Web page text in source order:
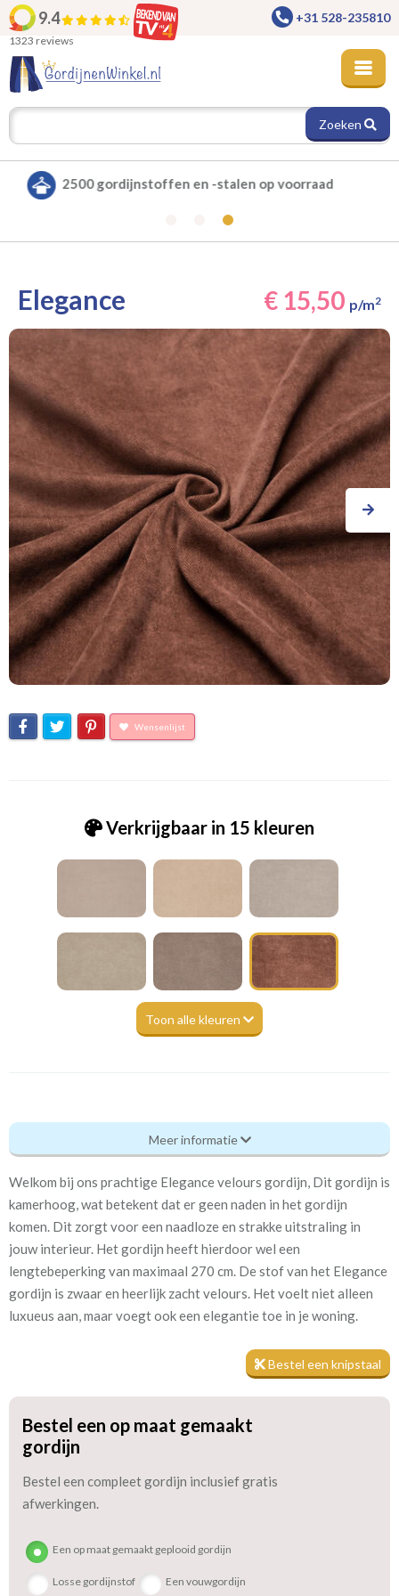
9.4
1323 reviews
+31 528-235810
Zoeken
Alle gordijnen verduisterend leverbaar
Elegance € 15,50 p/m2
Wensenlijst
Verkrijgbaar in 15 kleuren
Toon alle kleuren
Eg_Elegance 10 dark brown
Eigenschappen gordijnstof
Artikelnummer Eg_Elegance 10 dark brown
Kamerhoog 290 cm
Mate van verduistering:
Geen (voering optioneel
tijdens bestelproces)
kunnen zijn voor verkleuring door invloed van zonlicht. Daarom
adviseren we om dit gordijn te laten voeren. Tijdens het
Meer informatie
Welkom bij ons prachtige Elegance velours gordijn, Dit gordijn is
kamerhoog, wat betekent dat er geen naden in het gordijn
komen. Dit zorgt voor een naadloze en strakke uitstraling in
jouw interieur. Het gordijn heeft hierdoor wel een
lengtebeperking van maximaal 270 cm. De stof van het Elegance
gordijn is zwaar en heerlijk zacht velours. Het voelt niet alleen
luxueus aan, maar voegt ook een elegantie toe in je woning.
Bestel een knipstaal
Bestel een op maat gemaakt
gordijn
Bestel een compleet gordijn inclusief gratis
afwerkingen.
Een op maat gemaakt geplooid gordijn
Losse gordijnstof Een vouwgordijn